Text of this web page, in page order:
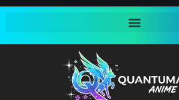
Bondage (ทาส)(1)
(1)
1997
1993
1991